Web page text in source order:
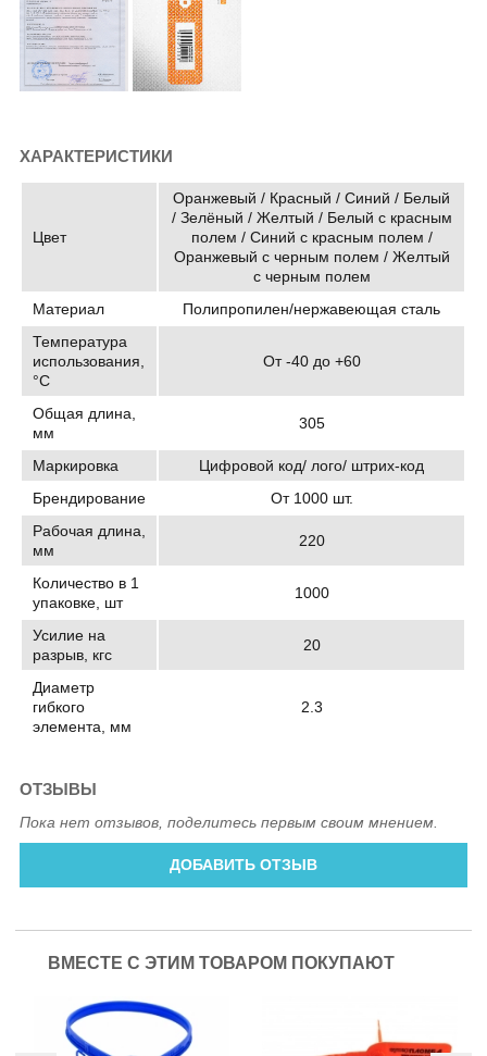
ХАРАКТЕРИСТИКИ
Цвет
Оранжевый / Красный / Синий / Белый
/ Зелёный / Желтый / Белый с красным
полем / Синий с красным полем /
Оранжевый с черным полем / Желтый
с черным полем
Материал
Полипропилен/нержавеющая сталь
Температура
использования,
°C
От -40 до +60
Общая длина,
мм
305
Маркировка
Цифровой код/ лого/ штрих-код
Брендирование
От 1000 шт.
Рабочая длина,
мм
220
Количество в 1
упаковке, шт
1000
Усилие на
разрыв, кгс
20
Диаметр
гибкого
элемента, мм
2.3
ОТЗЫВЫ
Пока нет отзывов, поделитесь первым своим мнением.
ДОБАВИТЬ ОТЗЫВ
ВМЕСТЕ С ЭТИМ ТОВАРОМ ПОКУПАЮТ